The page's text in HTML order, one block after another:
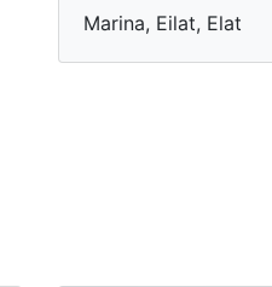
Marina, Eilat, Elat